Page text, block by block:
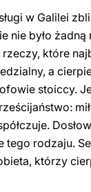
w Galilei
nie było
które
a
stoiccy.
rodzaju.
którzy